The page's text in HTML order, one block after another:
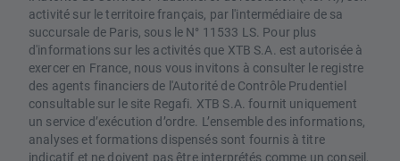
activité sur le territoire français, par l'intermédiaire de sa
succursale de Paris, sous le N° 11533 LS. Pour plus
d'informations sur les activités que XTB S.A. est autorisée à
exercer en France, nous vous invitons à consulter le registre
des agents financiers de l'Autorité de Contrôle Prudentiel
consultable sur le site Regafi. XTB S.A. fournit uniquement
un service d’exécution d’ordre. L’ensemble des informations,
analyses et formations dispensés sont fournis à titre
indicatif et ne doivent pas être interprétés comme un conseil,